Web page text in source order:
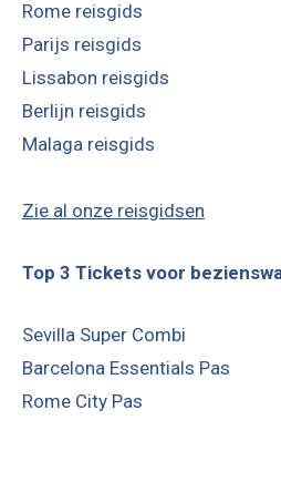
Rome reisgids
Parijs reisgids
Lissabon reisgids
Berlijn reisgids
Malaga reisgids
Zie al onze reisgidsen
Top 3 Tickets voor
Sevilla Super Combi
Barcelona Essentials Pas
Rome City Pas